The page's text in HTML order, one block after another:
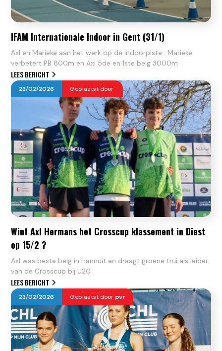
IFAM Internationale Indoor in Gent (31/1)
Axl en Marieke aan het werk op de indoorpiste : Marieke
verbetert PB 800m en Axl 5de en 1ste belg 3000m
LEES BERICHT
23/02/2026 Geplaatst door
Wint Axl Hermans het Crosscup klassement in Diest
op 15/2 ?
Axl was beste belg in Hannuit en draagt groene trui als leider
van de Crosscup bij U20
LEES BERICHT
23/02/2026 Geplaatst door pvr